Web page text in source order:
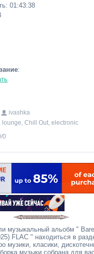
01:43:38
:
ivashka
, lounge, Chill Out, electronic
/0
музыкальный альобм "
FLAC " находиться в
музики, класики,
музыки собрана для